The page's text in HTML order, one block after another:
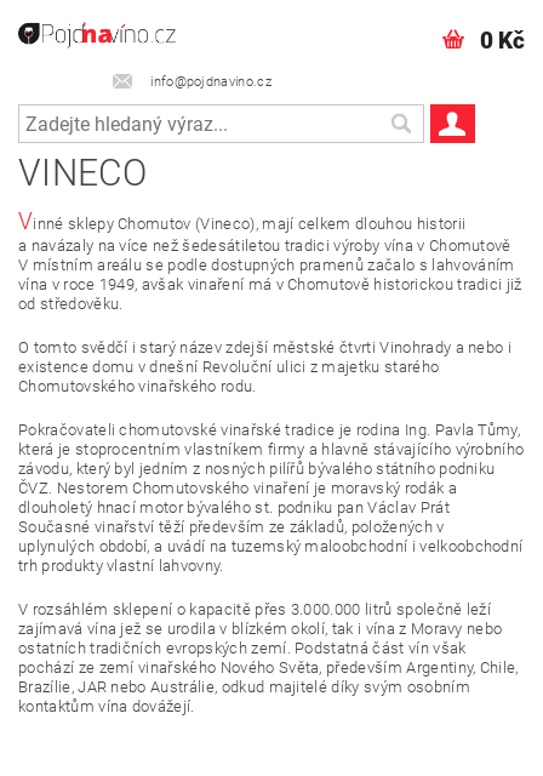
info@pojdnavino.cz
0 Kč
VINECO
Vinné sklepy Chomutov (Vineco), mají celkem dlouhou historii
a navázaly na více než šedesátiletou tradici výroby vína v Chomutově
V místním areálu se podle dostupných pramenů začalo s lahvováním
vína v roce 1949, avšak vinaření má v Chomutově historickou tradici již
od středověku.
O tomto svědčí i starý název zdejší městské čtvrti Vinohrady a nebo i
existence domu v dnešní Revoluční ulici z majetku starého
Chomutovského vinařského rodu.
Pokračovateli chomutovské vinařské tradice je rodina Ing. Pavla Tůmy,
která je stoprocentním vlastníkem firmy a hlavně stávajícího výrobního
závodu, který byl jedním z nosných pilířů bývalého státního podniku
ČVZ. Nestorem Chomutovského vinaření je moravský rodák a
dlouholetý hnací motor bývalého st. podniku pan Václav Prát
Současné vinařství těží především ze základů, položených v
uplynulých období, a uvádí na tuzemský maloobchodní i velkoobchodní
trh produkty vlastní lahvovny.
V rozsáhlém sklepení o kapacitě přes 3.000.000 litrů společně leží
zajímavá vína jež se urodila v blízkém okolí, tak i vína z Moravy nebo
ostatních tradičních evropských zemí. Podstatná část vín však
pochází ze zemí vinařského Nového Světa, především Argentiny, Chile,
Brazílie, JAR nebo Austrálie, odkud majitelé díky svým osobním
kontaktům vína dovážejí.